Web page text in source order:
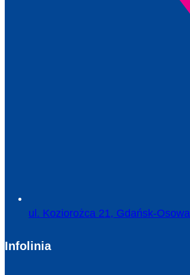
ul. Koziorożca 21, Gdańsk-Osowa
Infolinia